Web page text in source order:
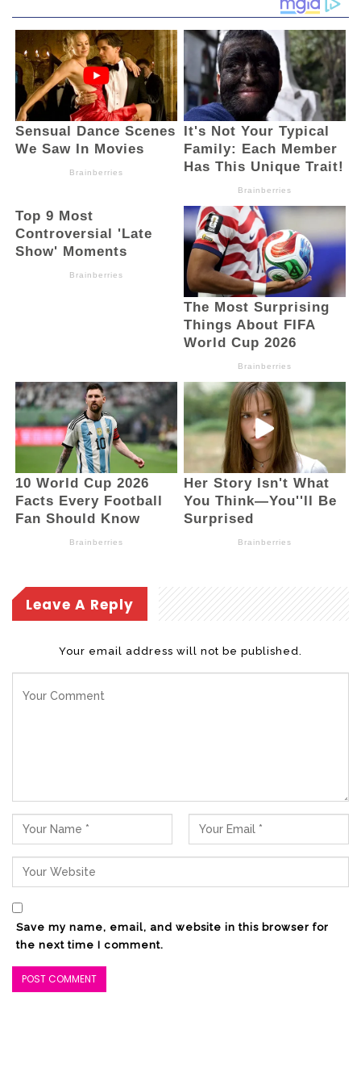
untuk dimaafkan, karena kami mahasiswa
yang akan menjadi korban,” ucapnya. (And)
Leave A Reply
Your email address will not be published.
Save my name, email, and website in this browser for
the next time I comment.